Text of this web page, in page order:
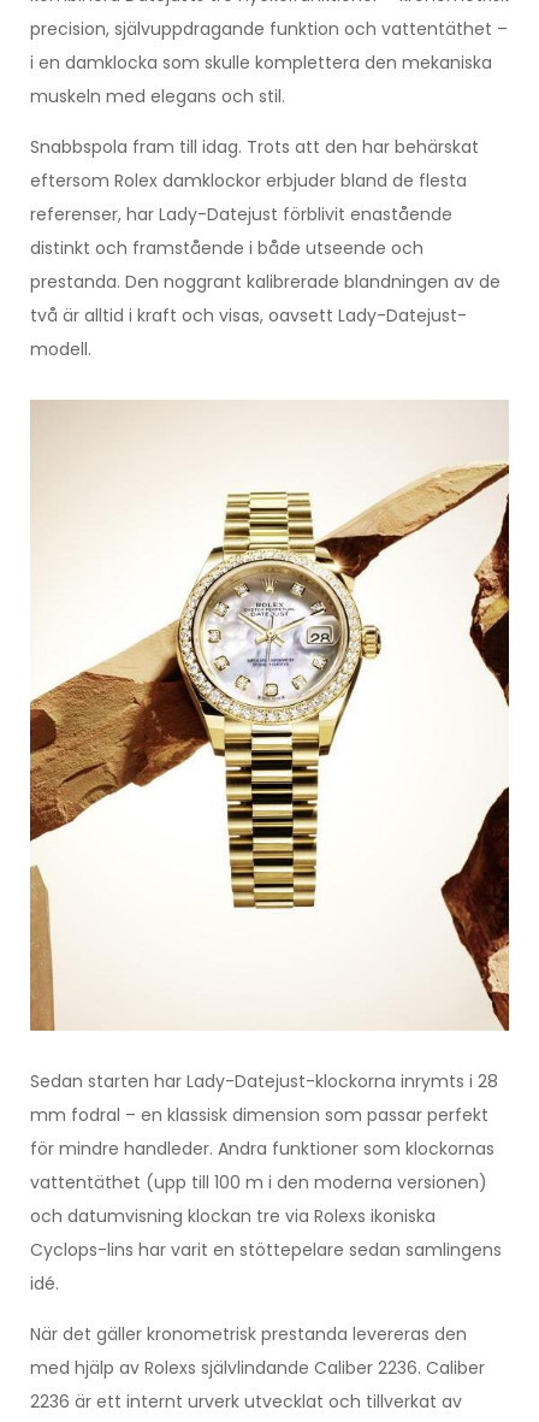
precision, självuppdragande funktion och vattentäthet –
i en damklocka som skulle komplettera den mekaniska
muskeln med elegans och stil.
Snabbspola fram till idag. Trots att den har behärskat
eftersom Rolex damklockor erbjuder bland de flesta
referenser, har Lady-Datejust förblivit enastående
distinkt och framstående i både utseende och
prestanda. Den noggrant kalibrerade blandningen av de
två är alltid i kraft och visas, oavsett Lady-Datejust-
modell.
Sedan starten har Lady-Datejust-klockorna inrymts i 28
mm fodral – en klassisk dimension som passar perfekt
för mindre handleder. Andra funktioner som klockornas
vattentäthet (upp till 100 m i den moderna versionen)
och datumvisning klockan tre via Rolexs ikoniska
Cyclops-lins har varit en stöttepelare sedan samlingens
idé.
När det gäller kronometrisk prestanda levereras den
med hjälp av Rolexs självlindande Caliber 2236. Caliber
2236 är ett internt urverk utvecklat och tillverkat av